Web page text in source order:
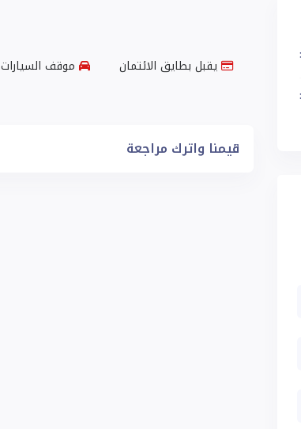
موقف السيارات يقبل بطايق الائتمان
قيمنا واترك مراجعة